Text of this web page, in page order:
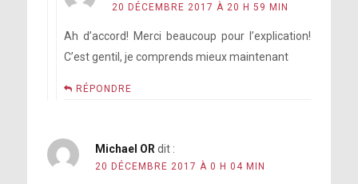
20 DÉCEMBRE 2017 À 20 H 59 MIN
Ah d’accord! Merci beaucoup pour l’explication!
C’est gentil, je comprends mieux maintenant
RÉPONDRE
Michael OR dit :
20 DÉCEMBRE 2017 À 0 H 04 MIN